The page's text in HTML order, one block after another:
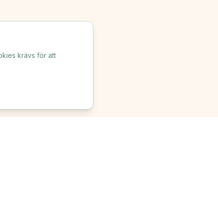
krävs för att